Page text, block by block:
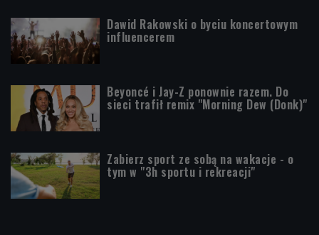
Dawid Rakowski o byciu koncertowym
influencerem
Beyoncé i Jay-Z ponownie razem. Do
sieci trafił remix "Morning Dew (Donk)"
Zabierz sport ze sobą na wakacje - o
tym w "3h sportu i rekreacji"